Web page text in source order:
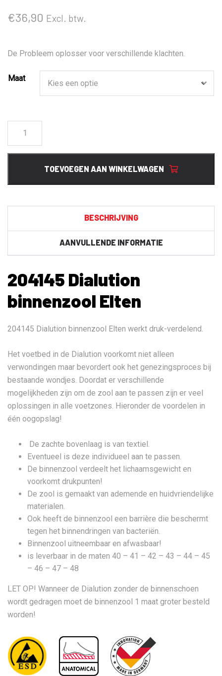
€36,90 Excl. btw.
De Probleem oplosser voor verschillende klachten.
Maat
Dialution
binnenzool
TOEVOEGEN AAN WINKELWAGEN
BESCHRIJVING
AANVULLENDE INFORMATIE
204145 Dialution
binnenzool Elten
204145 Dialution binnenzool Elten werkt druk-verdelend.
Het voetbed in de Dialution voorkomt niet alleen
verwondingen maar bevordert ook het genezingsproces bij
bestaande wondjes. Doordat er verschillende
mogelijkheden zijn om de zool aan te passen zijn er veel
oplossingen in alle voetzones. Hieronder de voordelen in
één oogopslag!
De zachte bovenlaag is van textiel.
Eventueel is deze individueel aan te passen.
De binnenzool verdeelt het lichaamsgewicht en
voorkomt drukpunten!
De zool is gemaakt van ademende en huidvriendelijke
materialen.
Ook heeft de binnenzool een barrière die beschermt
tegen het binnendringen van bacteriën.
Binnenzool uitneembaar en afwasbaar!
is leverbaar in de maten 40 – 41 – 42 – 43 – 44 – 45
– 46 – 47 – 48
LET OP! Wanneer de Dialution zonder de binnenschoen
wordt gedragen moet de binnenzool 1 maat groter besteld
worden!